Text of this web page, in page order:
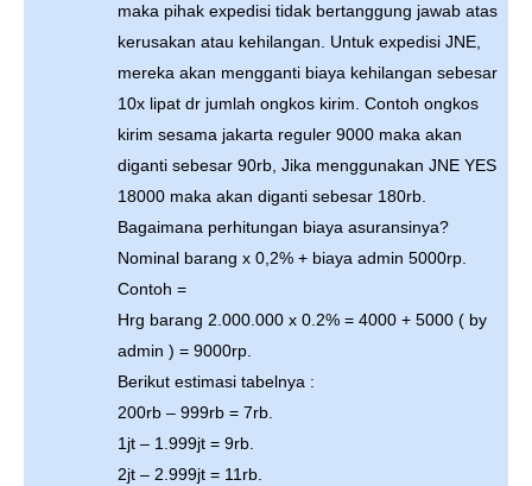
maka pihak expedisi tidak bertanggung jawab atas
kerusakan atau kehilangan. Untuk expedisi JNE,
mereka akan mengganti biaya kehilangan sebesar
10x lipat dr jumlah ongkos kirim. Contoh ongkos
kirim sesama jakarta reguler 9000 maka akan
diganti sebesar 90rb, Jika menggunakan JNE YES
18000 maka akan diganti sebesar 180rb.
Bagaimana perhitungan biaya asuransinya?
Nominal barang x 0,2% + biaya admin 5000rp.
Contoh =
Hrg barang 2.000.000 x 0.2% = 4000 + 5000 ( by
admin ) = 9000rp.
Berikut estimasi tabelnya :
200rb – 999rb = 7rb.
1jt – 1.999jt = 9rb.
2jt – 2.999jt = 11rb.